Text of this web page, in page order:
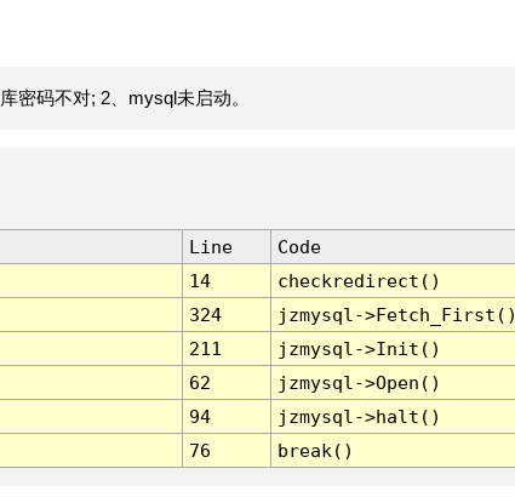
密码不对; 2、mysql未启动。
Line
Code
14
checkredirect()
324
jzmysql-
211
jzmysql->Init()
62
jzmysql->Open()
94
jzmysql->halt()
76 break()